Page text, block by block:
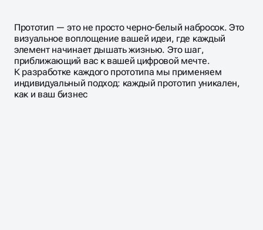
Прототип — это не просто черно-белый набросок. Это
визуальное воплощение вашей идеи, где каждый
элемент начинает дышать жизнью. Это шаг,
приближающий вас к вашей цифровой мечте.
К разработке каждого прототипа мы применяем
индивидуальный подход: каждый прототип уникален,
как и ваш бизнес